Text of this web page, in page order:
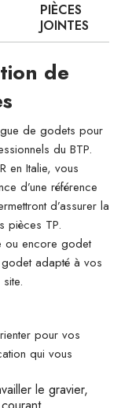
PIÈCES
JOINTES
de
de godets pour
du BTP.
en Italie, vous
d’une référence
d’assurer la
pièces TP.
ou encore godet
adapté à vos
pour vos
qui vous
le gravier,